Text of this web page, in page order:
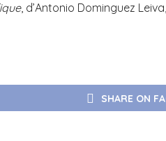
, d’Antonio Dominguez
SHARE ON